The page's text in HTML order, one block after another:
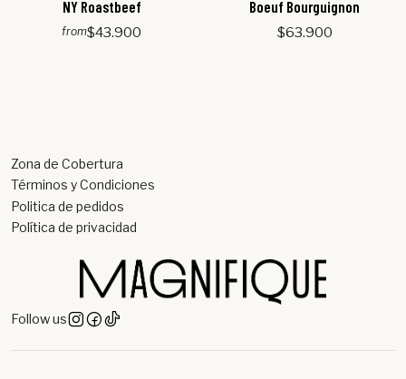
NY Roastbeef
from$43.900
Boeuf Bourguignon
$63.900
Zona de Cobertura
Términos y Condiciones
Politica de pedidos
Política de privacidad
Follow us